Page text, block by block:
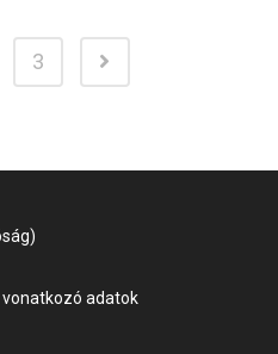
3
adatok